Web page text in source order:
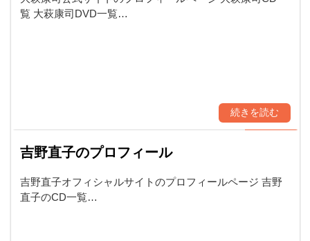
覧 大萩康司DVD一覧…
続きを読む
吉野直子のプロフィール
吉野直子オフィシャルサイトのプロフィールページ 吉野
直子のCD一覧…